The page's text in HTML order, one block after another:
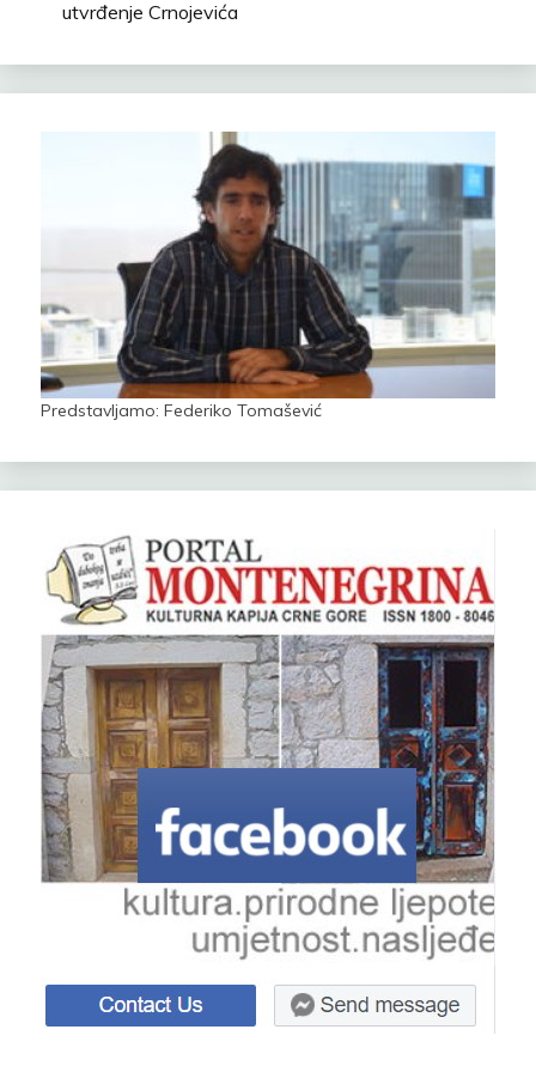
utvrđenje Crnojevića
Predstavljamo: Federiko Tomašević